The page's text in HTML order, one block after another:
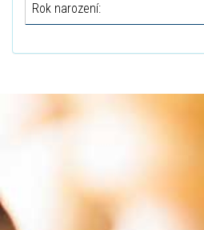
Rok narození: